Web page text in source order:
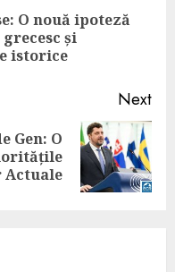
O nouă ipoteză
și
istorice
Next
Gen: O
Actuale